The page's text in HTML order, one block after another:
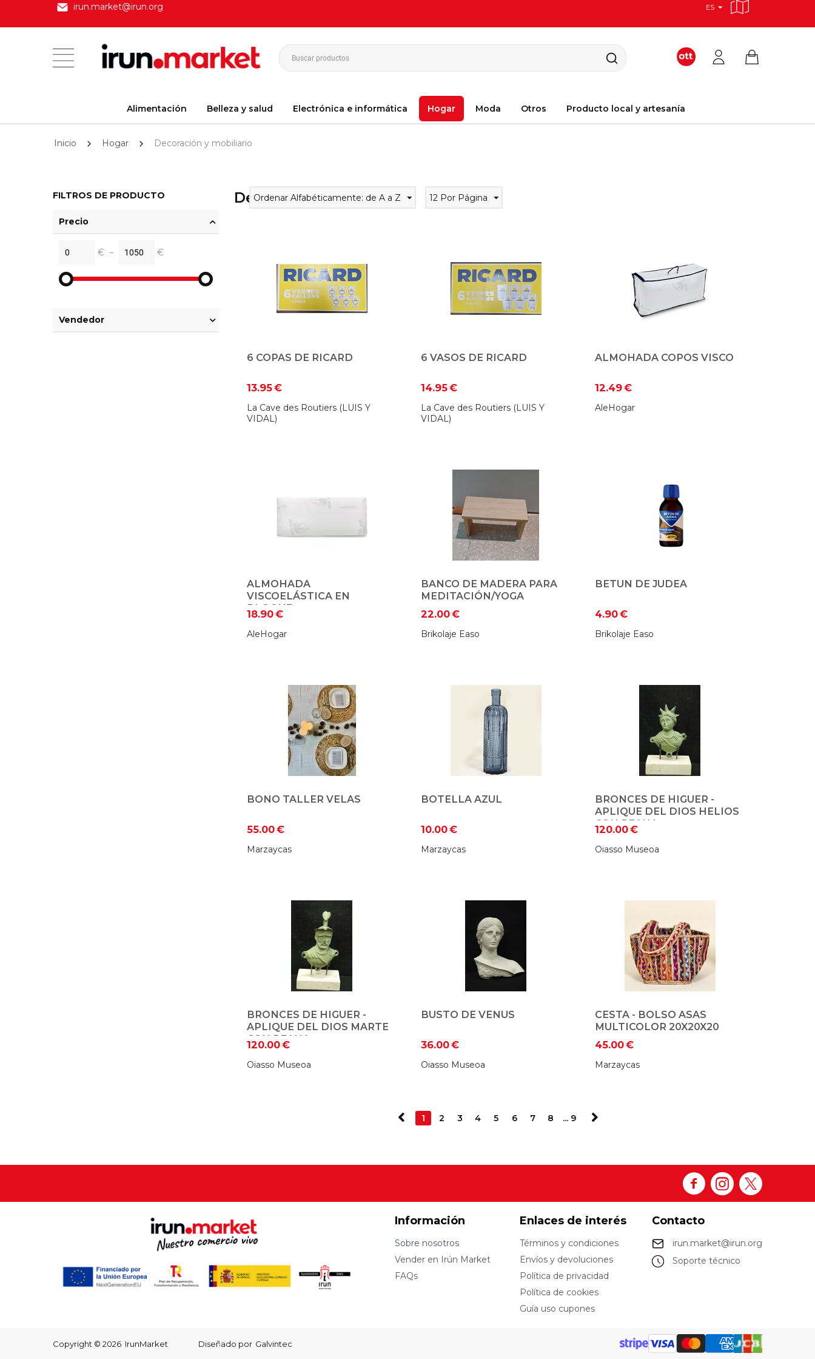
irun.market@irun.org ES
Alimentación Belleza y salud Electrónica e informática Hogar Moda Otros Producto local y artesanía
Inicio Hogar Decoración y mobiliario
FILTROS DE PRODUCTO
Precio
€ – €
Vendedor
Decoración y mobiliario
Ordenar Alfabéticamente: de A a Z 12 Por Página
6 COPAS DE RICARD
13.95€
La Cave des Routiers (LUIS Y
VIDAL)
6 VASOS DE RICARD
14.95€
La Cave des Routiers (LUIS Y
VIDAL)
ALMOHADA COPOS VISCO
12.49€
AleHogar
ALMOHADA
VISCOELÁSTICA EN
BLOQUE
18.90€
AleHogar
BANCO DE MADERA PARA
MEDITACIÓN/YOGA
22.00€
Brikolaje Easo
BETUN DE JUDEA
4.90€
Brikolaje Easo
BONO TALLER VELAS
55.00€
Marzaycas
BOTELLA AZUL
10.00€
Marzaycas
BRONCES DE HIGUER -
APLIQUE DEL DIOS HELIOS
CON PEANA
120.00€
Oiasso Museoa
BRONCES DE HIGUER -
APLIQUE DEL DIOS MARTE
CON PEANA
120.00€
Oiasso Museoa
BUSTO DE VENUS
36.00€
Oiasso Museoa
CESTA - BOLSO ASAS
MULTICOLOR 20X20X20
45.00€
Marzaycas
1 2 3 4 5 6 7 8 ... 9
Información
Sobre nosotros
Vender en Irún Market
FAQs
Enlaces de interés
Términos y condiciones
Envíos y devoluciones
Política de privacidad
Política de cookies
Guía uso cupones
Contacto
irun.market@irun.org
Soporte técnico
Copyright © 2026 IrunMarket Diseñado por Galvintec